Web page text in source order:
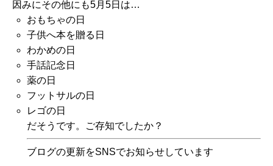
因みにその他にも5月5日は…
おもちゃの日
子供へ本を贈る日
わかめの日
手話記念日
薬の日
フットサルの日
レゴの日
だそうです。ご存知でしたか？
ブログの更新をSNSでお知らせしています